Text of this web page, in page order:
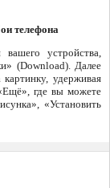
телефона
устройства,
(Download). Далее
удерживая
где вы можете
«Установить